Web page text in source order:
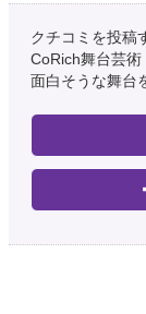
クチコミを投稿
CoRich舞台芸術
面白そうな舞台